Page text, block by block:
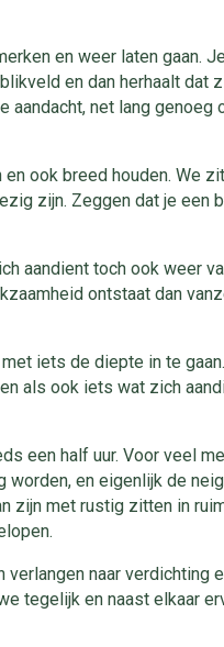
en weer laten gaan.
en dan herhaalt dat
net lang genoeg
ook breed houden. We
zijn. Zeggen dat je een
aandient toch ook weer
ontstaat dan
iets de diepte in te
als ook iets wat zich
een half uur. Voor veel
worden, en eigenlijk de
zijn met rustig zitten in
naar verdichting
tegelijk en naast elkaar